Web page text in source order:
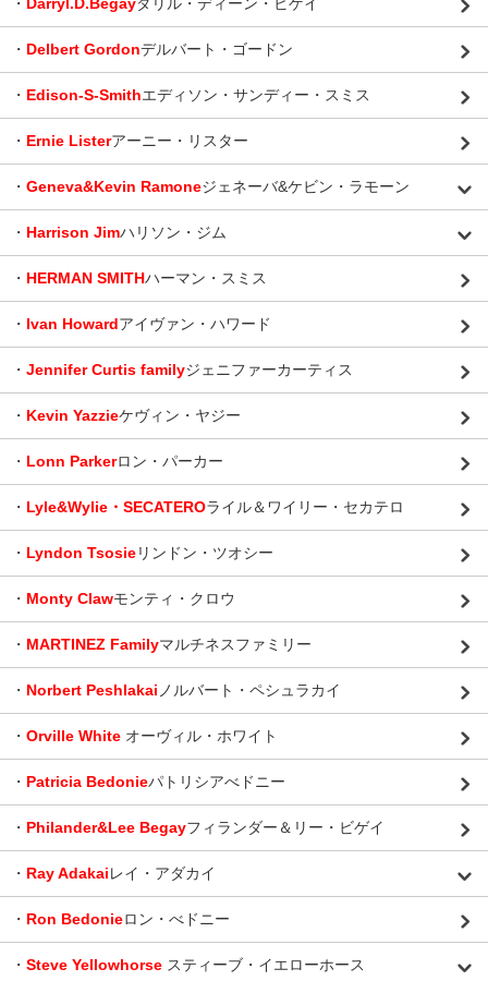
・ Darryl.D.Begayダリル・ディーン・ビゲイ
・ Delbert Gordonデルバート・ゴードン
・ Edison-S-Smithエディソン・サンディー・スミス
・ Ernie Listerアーニー・リスター
・ Geneva&Kevin Ramoneジェネーバ&ケビン・ラモーン
・ Harrison Jimハリソン・ジム
・ HERMAN SMITHハーマン・スミス
・ Ivan Howardアイヴァン・ハワード
・ Jennifer Curtis familyジェニファーカーティス
・ Kevin Yazzieケヴィン・ヤジー
・ Lonn Parkerロン・パーカー
・ Lyle&Wylie・SECATEROライル＆ワイリー・セカテロ
・ Lyndon Tsosieリンドン・ツオシー
・ Monty Clawモンティ・クロウ
・ MARTINEZ Familyマルチネスファミリー
・ Norbert Peshlakai ノルバート・ペシュラカイ
・ Orville White オーヴィル・ホワイト
・ Patricia Bedonieパトリシアべドニー
・ Philander&Lee Begayフィランダー＆リー・ビゲイ
・ Ray Adakaiレイ・アダカイ
・ Ron Bedonieロン・べドニー
・ Steve Yellowhorse スティーブ・イエローホース